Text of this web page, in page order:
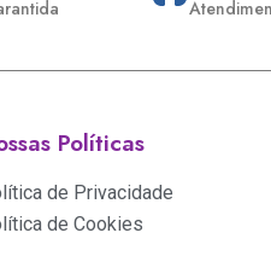
Políticas
de Privacidade
de Cookies